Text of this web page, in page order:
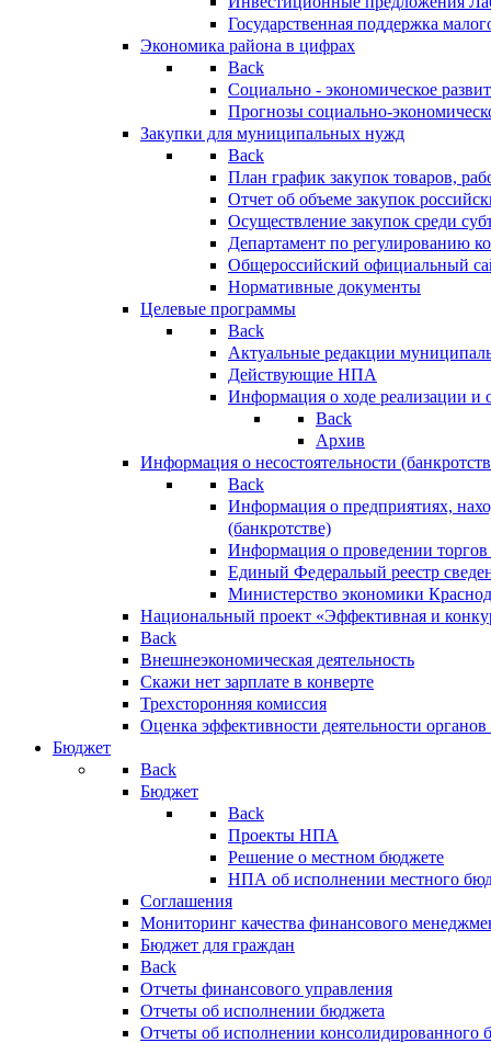
Государственная поддержка
Экономика района в цифрах
Back
Социально - экономическое
Прогнозы социально-
Закупки для муниципальных нужд
Back
План график закупок товаров,
Отчет об объеме закупок
Осуществление закупок среди
Департамент по регулированию
Общероссийский официальный
Нормативные документы
Целевые программы
Back
Актуальные редакции
Действующие НПА
Информация о ходе реализации
Back
Архив
Информация о несостоятельности
Back
Информация о предприятиях,
(банкротстве)
Информация о проведении
Единый Федеральый реестр
Министерство экономики
Национальный проект «Эффективная и
Back
Внешнеэкономическая деятельность
Скажи нет зарплате в конверте
Трехсторонняя комиссия
Оценка эффективности деятельности
Бюджет
Back
Бюджет
Back
Проекты НПА
Решение о местном бюджете
НПА об исполнении местного
Соглашения
Мониторинг качества финансового
Бюджет для граждан
Back
Отчеты финансового управления
Отчеты об исполнении бюджета
Отчеты об исполнении консолидированного